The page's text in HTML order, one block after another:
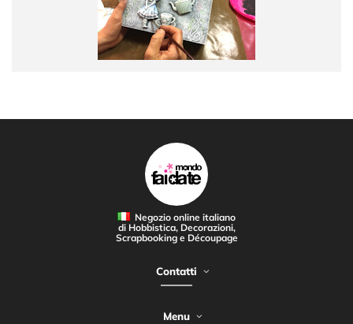
Negozio online italiano
di Hobbistica, Decorazioni,
Scrapbooking e Découpage
Contatti
Menu